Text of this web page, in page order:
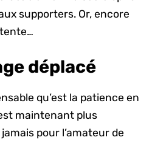
supporters. Or, encore
déplacé
qu’est la patience en
maintenant plus
pour l’amateur de